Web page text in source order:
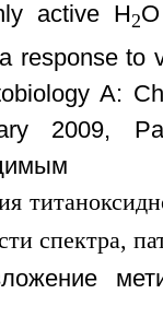
active H 2O
response to
A:
2009,